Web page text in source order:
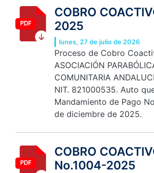
COBRO
2025
lunes, 27 de julio de 2026
Proceso de Cobro
ASOCIACIÓN
COMUNITARIA
NIT. 821000535. Auto
Mandamiento de Pago
de diciembre de 2025.
COBRO
No.1004-2025